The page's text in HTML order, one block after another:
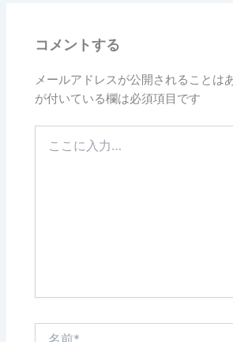
コメントする
メールアドレスが公開されることは
が付いている欄は必須項目です